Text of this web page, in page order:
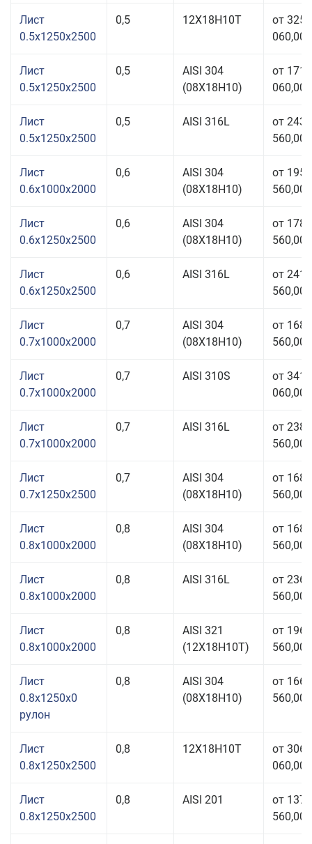
Лист
0.5x1250x2500
0,5 12Х18Н10Т
от 325
060,00
Лист
0.5x1250x2500
0,5
AISI 304
(08Х18Н10)
от 171
060,00
Лист
0.5x1250x2500
0,5 AISI 316L
от 243
560,00
Лист
0.6x1000x2000
0,6
AISI 304
(08Х18Н10)
от 195
560,00
Лист
0.6x1250x2500
0,6
AISI 304
(08Х18Н10)
от 178
560,00
Лист
0.6x1250x2500
0,6 AISI 316L
от 241
560,00
Лист
0.7x1000x2000
0,7
AISI 304
(08Х18Н10)
от 168
560,00
Лист
0.7x1000x2000
0,7 AISI 310S
от 341
060,00
Лист
0.7x1000x2000
0,7 AISI 316L
от 238
560,00
Лист
0.7x1250x2500
0,7
AISI 304
(08Х18Н10)
от 168
560,00
Лист
0.8x1000x2000
0,8
AISI 304
(08Х18Н10)
от 168
560,00
Лист
0.8x1000x2000
0,8 AISI 316L
от 236
560,00
Лист
0.8x1000x2000
0,8
AISI 321
(12Х18Н10Т)
от 196
560,00
Лист
0.8x1250x0
рулон
0,8
AISI 304
(08Х18Н10)
от 166
560,00
Лист
0.8x1250x2500
0,8 12Х18Н10Т
от 306
060,00
Лист
0.8x1250x2500
0,8 AISI 201
от 137
560,00